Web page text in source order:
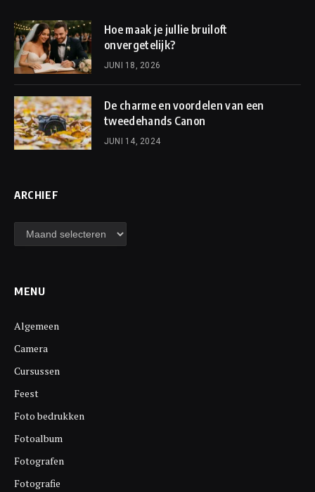
Hoe maak je jullie bruiloft
onvergetelijk?
JUNI 18, 2026
De charme en voordelen van een
tweedehands Canon
JUNI 14, 2024
ARCHIEF
Archief
MENU
Algemeen
Camera
Cursussen
Feest
Foto bedrukken
Fotoalbum
Fotografen
Fotografie